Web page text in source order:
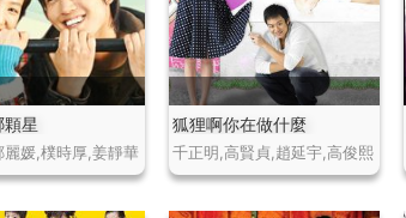
顆星
麗媛,樸時厚,姜靜華
狐狸啊你在做什麼
千正明,高賢貞,趙延宇,高俊熙